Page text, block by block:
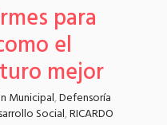
para
el
mejor
Municipal,Defensoría
Social,RICARDO